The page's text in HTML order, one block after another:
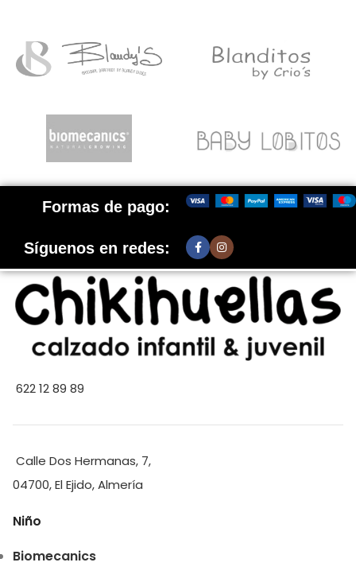
Formas de pago:
Síguenos en redes:
622 12 89 89
Calle Dos Hermanas, 7,
04700, El Ejido, Almería
Niño
Biomecanics